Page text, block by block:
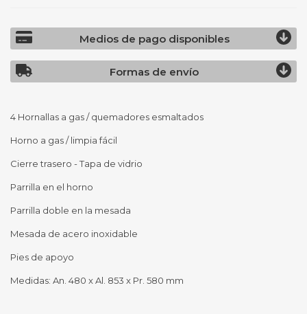
Medios de pago disponibles
Formas de envío
4 Hornallas a gas / quemadores esmaltados
Horno a gas / limpia fácil
Cierre trasero - Tapa de vidrio
Parrilla en el horno
Parrilla doble en la mesada
Mesada de acero inoxidable
Pies de apoyo
Medidas: An. 480 x Al. 853 x Pr. 580 mm